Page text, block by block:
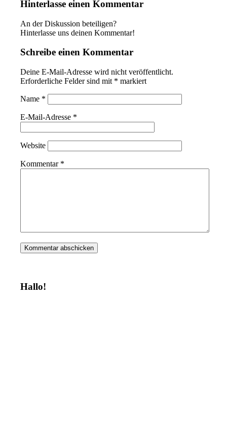
Hinterlasse einen Kommentar
An der Diskussion beteiligen?
Hinterlasse uns deinen Kommentar!
Schreibe einen Kommentar
Deine E-Mail-Adresse wird nicht veröffentlicht.
Erforderliche Felder sind mit * markiert
Name *
E-Mail-Adresse *
Website
Kommentar *
Hallo!